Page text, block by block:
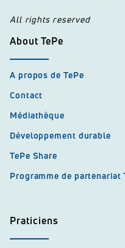
All rights reserved
About TePe
A propos de TePe
Contact
Médiathèque
Développement durable
TePe Share
Programme de partenariat
Praticiens